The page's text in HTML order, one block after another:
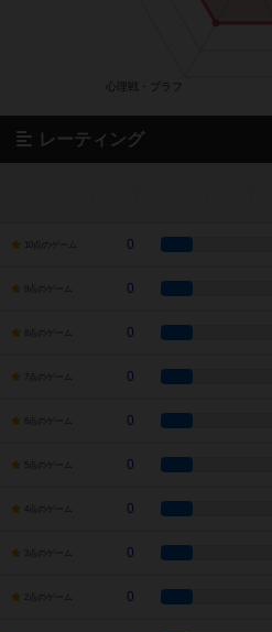
レーティング
10点のゲーム 0
9点のゲーム 0
8点のゲーム 0
7点のゲーム 0
6点のゲーム 0
5点のゲーム 0
4点のゲーム 0
3点のゲーム 0
2点のゲーム 0